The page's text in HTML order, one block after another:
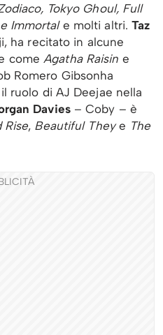
Tokyo Ghoul, Full
Immortal e molti altri.Taz
ha recitato in alcune
comeAgatha Raisin e
Romero Gibsonha
ruolo di AJ Deejae nella
Davies– Coby – è
Rise, Beautiful Theye The